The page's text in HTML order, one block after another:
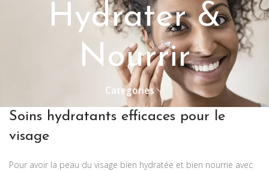
Hydrater &
Nourrir
Categories
Soins hydratants efficaces pour le
visage
Pour avoir la peau du visage bien hydratée et bien nourrie avec